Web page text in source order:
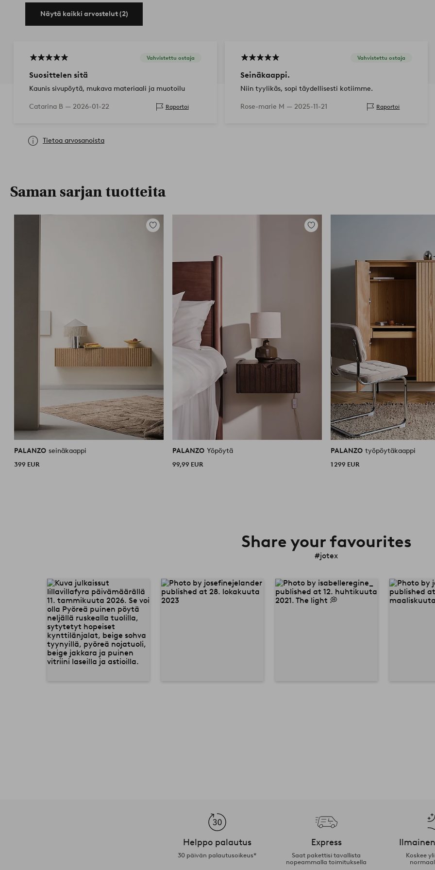
Näytä kaikki arvostelut (2)
Vahvistettu ostaja
Suosittelen sitä
Kaunis sivupöytä, mukava materiaali ja muotoilu
Catarina B — 2026-01-22 Raportoi
Vahvistettu ostaja
Seinäkaappi.
Niin tyylikäs, sopi täydellisesti kotiimme.
Rose-marie M — 2025-11-21 Raportoi
Tietoa arvosanoista
Saman sarjan tuotteita
Lisää
PALANZO seinäkaappi
399 EUR
Lisää
PALANZO Yöpöytä
99,99 EUR
PALANZO työpöytäkaappi
1 299 EUR
Share your favourites
#jotex
Helppo palautus
30 päivän palautusoikeus*
Express
Saat pakettisi tavallista
nopeammalla toimituksella
Koskee